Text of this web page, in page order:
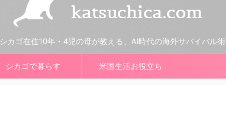
シカゴ在住10年・4児の母が教える、AI時代の海外サバイバル術
シカゴで暮らす 米国生活お役立ち